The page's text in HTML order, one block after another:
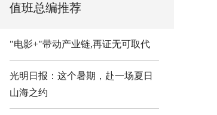
值班总编推荐
"电影+"带动产业链,再证无可取代
光明日报：这个暑期，赴一场夏日
山海之约